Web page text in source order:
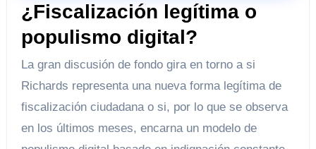
¿Fiscalización legítima o
populismo digital?
La gran discusión de fondo gira en torno a si
Richards representa una nueva forma legítima de
fiscalización ciudadana o si, por lo que se observa
en los últimos meses, encarna un modelo de